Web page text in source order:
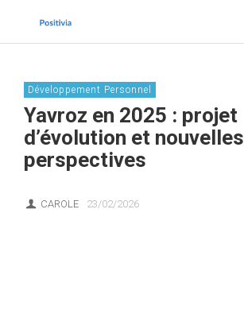
Développement Personnel
Yavroz en 2025 : projet
d’évolution et nouvelles
perspectives
CAROLE 23/02/2026